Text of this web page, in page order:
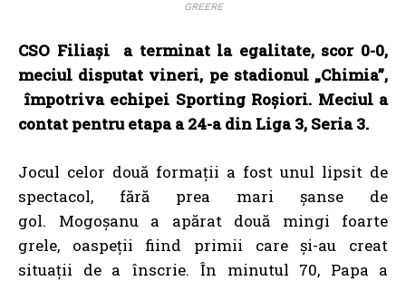
GREERE
CSO Filiași a terminat la egalitate, scor 0-0,
meciul disputat vineri, pe stadionul „Chimia”,
împotriva echipei Sporting Roșiori. Meciul a
contat pentru etapa a 24-a din Liga 3, Seria 3.
Jocul celor două formații a fost unul lipsit de
spectacol, fără prea mari șanse de
gol. Mogoşanu a apărat două mingi foarte
grele, oaspeții fiind primii care și-au creat
situații de a înscrie. În minutul 70, Papa a